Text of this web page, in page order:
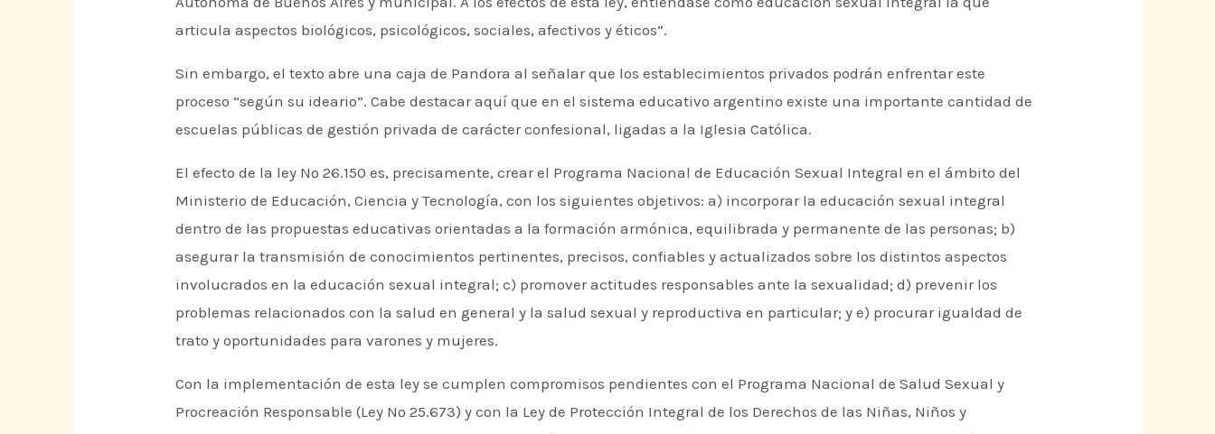
articula aspectos biológicos, psicológicos, sociales, afectivos y éticos”.
Sin embargo, el texto abre una caja de Pandora al señalar que los establecimientos privados podrán enfrentar este
proceso “según su ideario”. Cabe destacar aquí que en el sistema educativo argentino existe una importante cantidad de
escuelas públicas de gestión privada de carácter confesional, ligadas a la Iglesia Católica.
El efecto de la ley Nº 26.150 es, precisamente, crear el Programa Nacional de Educación Sexual Integral en el ámbito del
Ministerio de Educación, Ciencia y Tecnología, con los siguientes objetivos: a) incorporar la educación sexual integral
dentro de las propuestas educativas orientadas a la formación armónica, equilibrada y permanente de las personas; b)
asegurar la transmisión de conocimientos pertinentes, precisos, confiables y actualizados sobre los distintos aspectos
involucrados en la educación sexual integral; c) promover actitudes responsables ante la sexualidad; d) prevenir los
problemas relacionados con la salud en general y la salud sexual y reproductiva en particular; y e) procurar igualdad de
trato y oportunidades para varones y mujeres.
Con la implementación de esta ley se cumplen compromisos pendientes con el Programa Nacional de Salud Sexual y
Procreación Responsable (Ley Nº 25.673) y con la Ley de Protección Integral de los Derechos de las Niñas, Niños y